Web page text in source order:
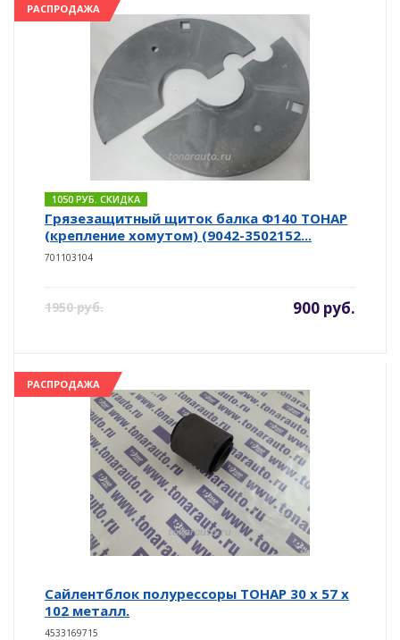
РАСПРОДАЖА
1050 РУБ. СКИДКА
Грязезащитный щиток балка Ф140 ТОНАР
(крепление хомутом) (9042-3502152...
701103104
1950 руб. 900 руб.
РАСПРОДАЖА
Сайлентблок полурессоры ТОНАР 30 х 57 х
102 металл.
4533169715